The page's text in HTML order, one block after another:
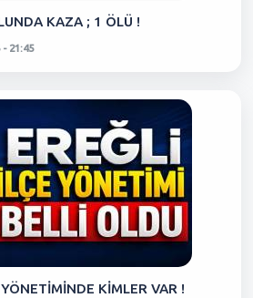
KAZA ; 1 ÖLÜ !
21:45
KİMLER VAR !